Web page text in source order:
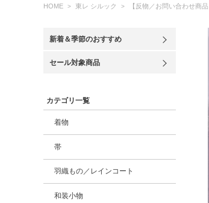
HOME 東レ シルック 【反物／お問い合わせ商
新着＆季節のおすすめ
セール対象商品
カテゴリ一覧
着物
帯
羽織もの／レインコート
和装小物